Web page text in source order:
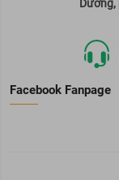
Dương,
Facebook Fanpage